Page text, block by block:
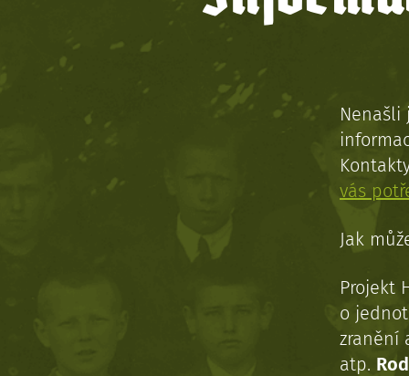
Nenašli
vás
Jak
Projekt
o
zranění
atp.